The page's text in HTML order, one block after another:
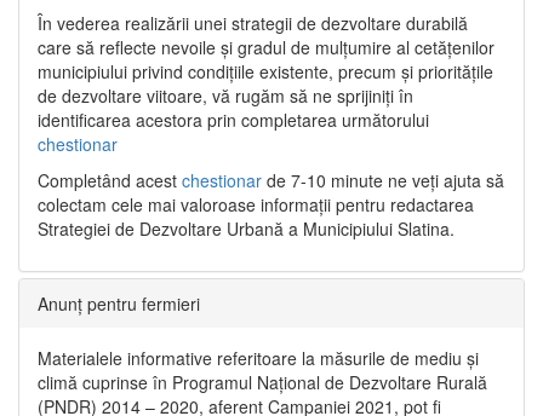
În vederea realizării unei strategii de dezvoltare durabilă
care să reflecte nevoile și gradul de mulțumire al cetățenilor
municipiului privind condițiile existente, precum și prioritățile
de dezvoltare viitoare, vă rugăm să ne sprijiniți în
identificarea acestora prin completarea următorului
chestionar
Completând acest chestionar de 7-10 minute ne veți ajuta să
colectam cele mai valoroase informații pentru redactarea
Strategiei de Dezvoltare Urbană a Municipiului Slatina.
Anunț pentru fermieri
Materialele informative referitoare la măsurile de mediu și
climă cuprinse în Programul Național de Dezvoltare Rurală
(PNDR) 2014 – 2020, aferent Campaniei 2021, pot fi